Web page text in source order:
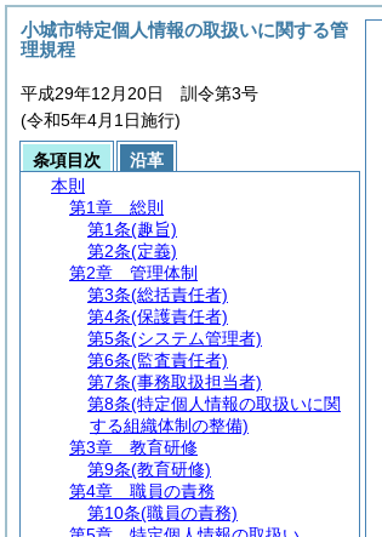
小城市特定個人情報の取扱いに関する管
理規程
平成29年12月20日 訓令第3号
(令和5年4月1日施行)
条項目次
沿革
本則
第1章
総則
第1条(趣旨)
第2条(定義)
第2章
管理体制
第3条(総括責任者)
第4条(保護責任者)
第5条(システム管理者)
第6条(監査責任者)
第7条(事務取扱担当者)
第8条(特定個人情報の取扱いに関
する組織体制の整備)
第3章
教育研修
第9条(教育研修)
第4章
職員の責務
第10条(職員の責務)